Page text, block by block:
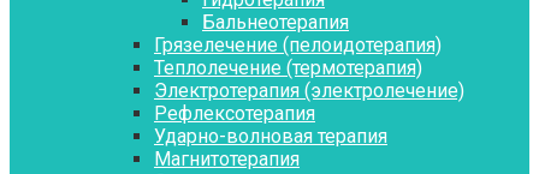
Бальнеотерапия
Грязелечение (пелоидотерапия)
Теплолечение (термотерапия)
Электротерапия (электролечение)
Рефлексотерапия
Ударно-волновая терапия
Магнитотерапия